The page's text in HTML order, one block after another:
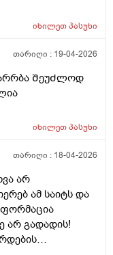
ასევე შუადღით და
ვსვამ და მერე
ღამით პირის
ბაქტერიები
უნდა გაიხეხოთ
და მერე
მე ვაკეთებ,
და პირში
იხილეთპასუხი
თარიღი : 19-04-2026
ᲨეუᲫლოდ
იხილეთპასუხი
თარიღი : 18-04-2026
არ
ამ საიტს და
არ გადადის!